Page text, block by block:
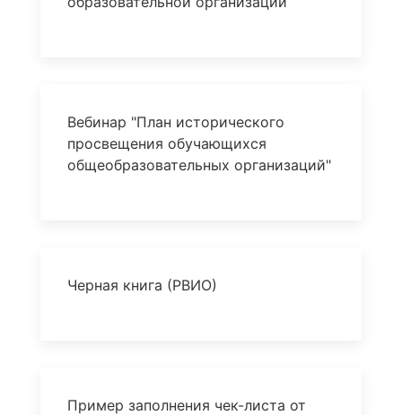
Вебинар "План исторического
просвещения обучающихся
общеобразовательных организаций"
Черная книга (РВИО)
Пример заполнения чек-листа от